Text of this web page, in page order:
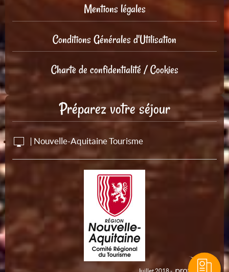
Mentions légales
Conditions Générales d'Utilisation
Charte de confidentialité / Cookies
Préparez votre séjour
| Nouvelle-Aquitaine Tourisme